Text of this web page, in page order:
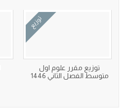
توزيع
توزيع مقرر علوم اول
متوسط الفصل الثاني 1446